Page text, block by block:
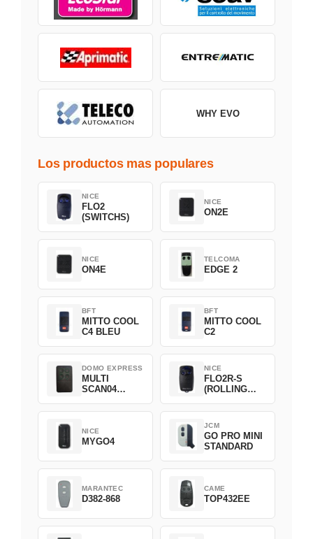
WHY EVO
Los productos mas populares
NICE
FLO2
(SWITCHS)
NICE
ON2E
NICE
ON4E
TELCOMA
EDGE 2
BFT
MITTO COOL
C4 BLEU
BFT
MITTO COOL
C2
DOMO EXPRESS
MULTI
SCAN04
NICE
FLO2R-S
(ROLLING
NICE
MYGO4
JCM
GO PRO MINI
STANDARD
MARANTEC
D382-868
CAME
TOP432EE